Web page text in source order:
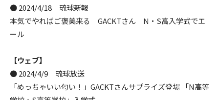
● 2024/4/18 琉球新報
本気でやればご褒美来る GACKTさん N・S高入学式でエ
ール
【ウェブ】
● 2024/4/9 琉球放送
「めっちゃいい匂い！」GACKTさんサプライズ登場 「N高等